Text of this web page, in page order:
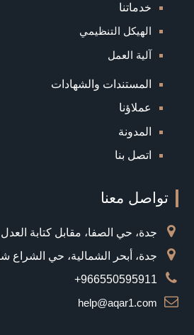
خدماتنا
الهيكل التنظيمي
آلية العمل
المستندات والشهادات
عملاؤنا
المدونة
اتصل بنا
تواصل معنا
جدة، حي الصفا، مقابل كتابة العدل
جدة، أبحر الشمالية، حي الشراع
966550595911+
help@aqar1.com